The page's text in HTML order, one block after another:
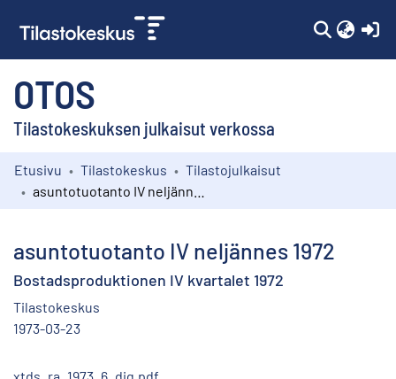
OTOS
Tilastokeskuksen julkaisut verkossa
Kokoelmat
Etusivu Tilastokeskus
Tilastojulkaisut
asuntotuotanto IV neljännes 1972
Bostadsproduktionen IV kvartalet 1972
Tilastokeskus
1973-03-23